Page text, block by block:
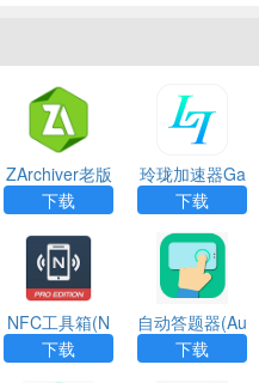
ZArchiver老版
本绿色下载
下载
玲珑加速器Ga
meAccelerater
app
下载
NFC工具箱(N
FC Tools PR
O)app
下载
自动答题器(Au
to Clicker)APP
下载